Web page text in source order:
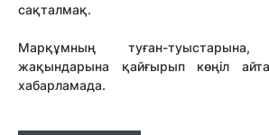
сақталмақ.
Марқұмның туған-
жақындарына қайғырып көңіл
хабарламада.